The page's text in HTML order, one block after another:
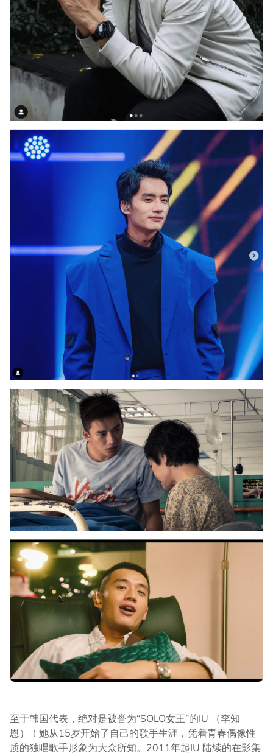
至于韩国代表，绝对是被誉为“SOLO女王”的IU （李知
恩）！她从15岁开始了自己的歌手生涯，凭着青春偶像性
质的独唱歌手形象为大众所知。2011年起IU 陆续的在影集